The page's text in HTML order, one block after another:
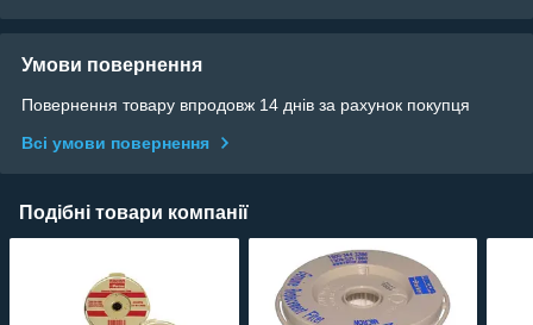
Умови повернення
Повернення товару впродовж 14 днів за рахунок покупця
Всі умови повернення
Подібні товари компанії